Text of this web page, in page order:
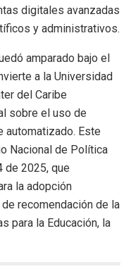
digitales avanzadas
y administrativos.
amparado bajo el
a la Universidad
del Caribe
sobre el uso de
automatizado. Este
Nacional de Política
de 2025, que
la adopción
recomendación de la
para la Educación, la